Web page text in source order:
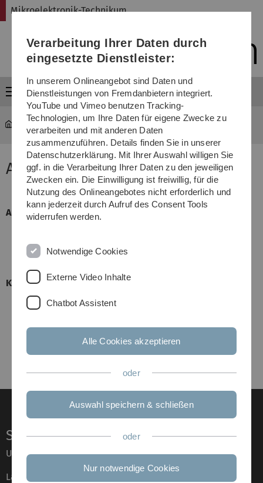
Direkt
Direkt
Direkt
(Sprache,
Drucken,
Media)
Direkt
Direkt
Mikroelektronik-Technikum
Menü
Annette Geiger
Aufgabenbereich
Kontakt
Raum : 45.1.225 (Uni West)
+49 (0731) 50-26464
Service
Universität von A–Z
Lagepläne
Verarbeitung Ihrer Daten durch
eingesetzte Dienstleister:
In unserem Onlineangebot sind Daten und
Dienstleistungen von Fremdanbietern integriert.
YouTube und Vimeo benutzen Tracking-
Technologien, um Ihre Daten für eigene Zwecke zu
verarbeiten und mit anderen Daten
zusammenzuführen. Details finden Sie in unserer
Datenschutzerklärung. Mit Ihrer Auswahl willigen Sie
ggf. in die Verarbeitung Ihrer Daten zu den jeweiligen
Zwecken ein. Die Einwilligung ist freiwillig, für die
Nutzung des Onlineangebotes nicht erforderlich und
kann jederzeit durch Aufruf des Consent Tools
widerrufen werden.
Notwendige Cookies
Externe Video Inhalte
Chatbot Assistent
Alle Cookies akzeptieren
oder
Auswahl speichern & schließen
oder
Nur notwendige Cookies